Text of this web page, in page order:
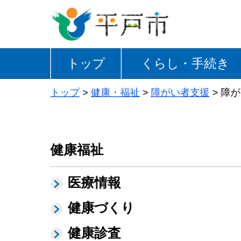
トップ くらし・手続き
トップ> 健康・福祉 > 障がい者支援 > 障
健康福祉
医療情報
健康づくり
健康診査